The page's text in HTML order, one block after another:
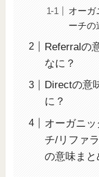
オーガ
ーチの
Referralの
なに？
Directの意
に？
オーガニ
チ/リファ
の意味まと